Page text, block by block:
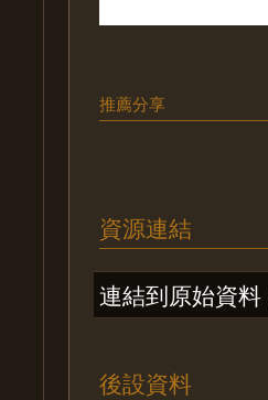
推薦分享
資源連結
連結到原始資料
後設資料